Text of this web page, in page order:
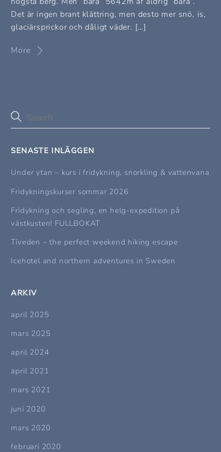
Det är ingen brant klättring, men desto mer snö, is,
glaciärsprickor och dåligt väder. […]
More
SENASTE INLÄGGEN
Under ytan – kurs i fridykning, snorkling & vattenvana
Fridykningskurser sommar 2026
Fridykning och segling, en helg-expedition på
västkusten! FULLBOKAT
Tiveden – the perfect weekend hiking escape
Icehotel and northern adventures in Sweden
ARKIV
april 2025
mars 2025
april 2024
april 2021
mars 2021
juni 2020
mars 2020
februari 2020